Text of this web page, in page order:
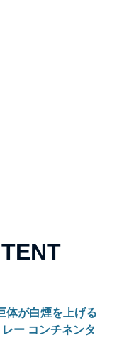
体が白煙を上げる
レー コンチネンタ